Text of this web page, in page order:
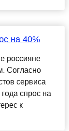
на 40%
россияне
Согласно
сервиса
спрос на
к